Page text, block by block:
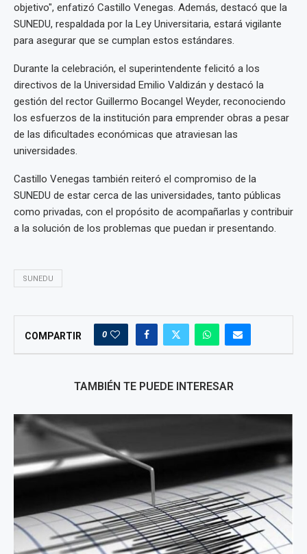
objetivo", enfatizó Castillo Venegas. Además, destacó que la
SUNEDU, respaldada por la Ley Universitaria, estará vigilante
para asegurar que se cumplan estos estándares.
Durante la celebración, el superintendente felicitó a los
directivos de la Universidad Emilio Valdizán y destacó la
gestión del rector Guillermo Bocangel Weyder, reconociendo
los esfuerzos de la institución para emprender obras a pesar
de las dificultades económicas que atraviesan las
universidades.
Castillo Venegas también reiteró el compromiso de la
SUNEDU de estar cerca de las universidades, tanto públicas
como privadas, con el propósito de acompañarlas y contribuir
a la solución de los problemas que puedan ir presentando.
SUNEDU
COMPARTIR 0
TAMBIÉN TE PUEDE INTERESAR